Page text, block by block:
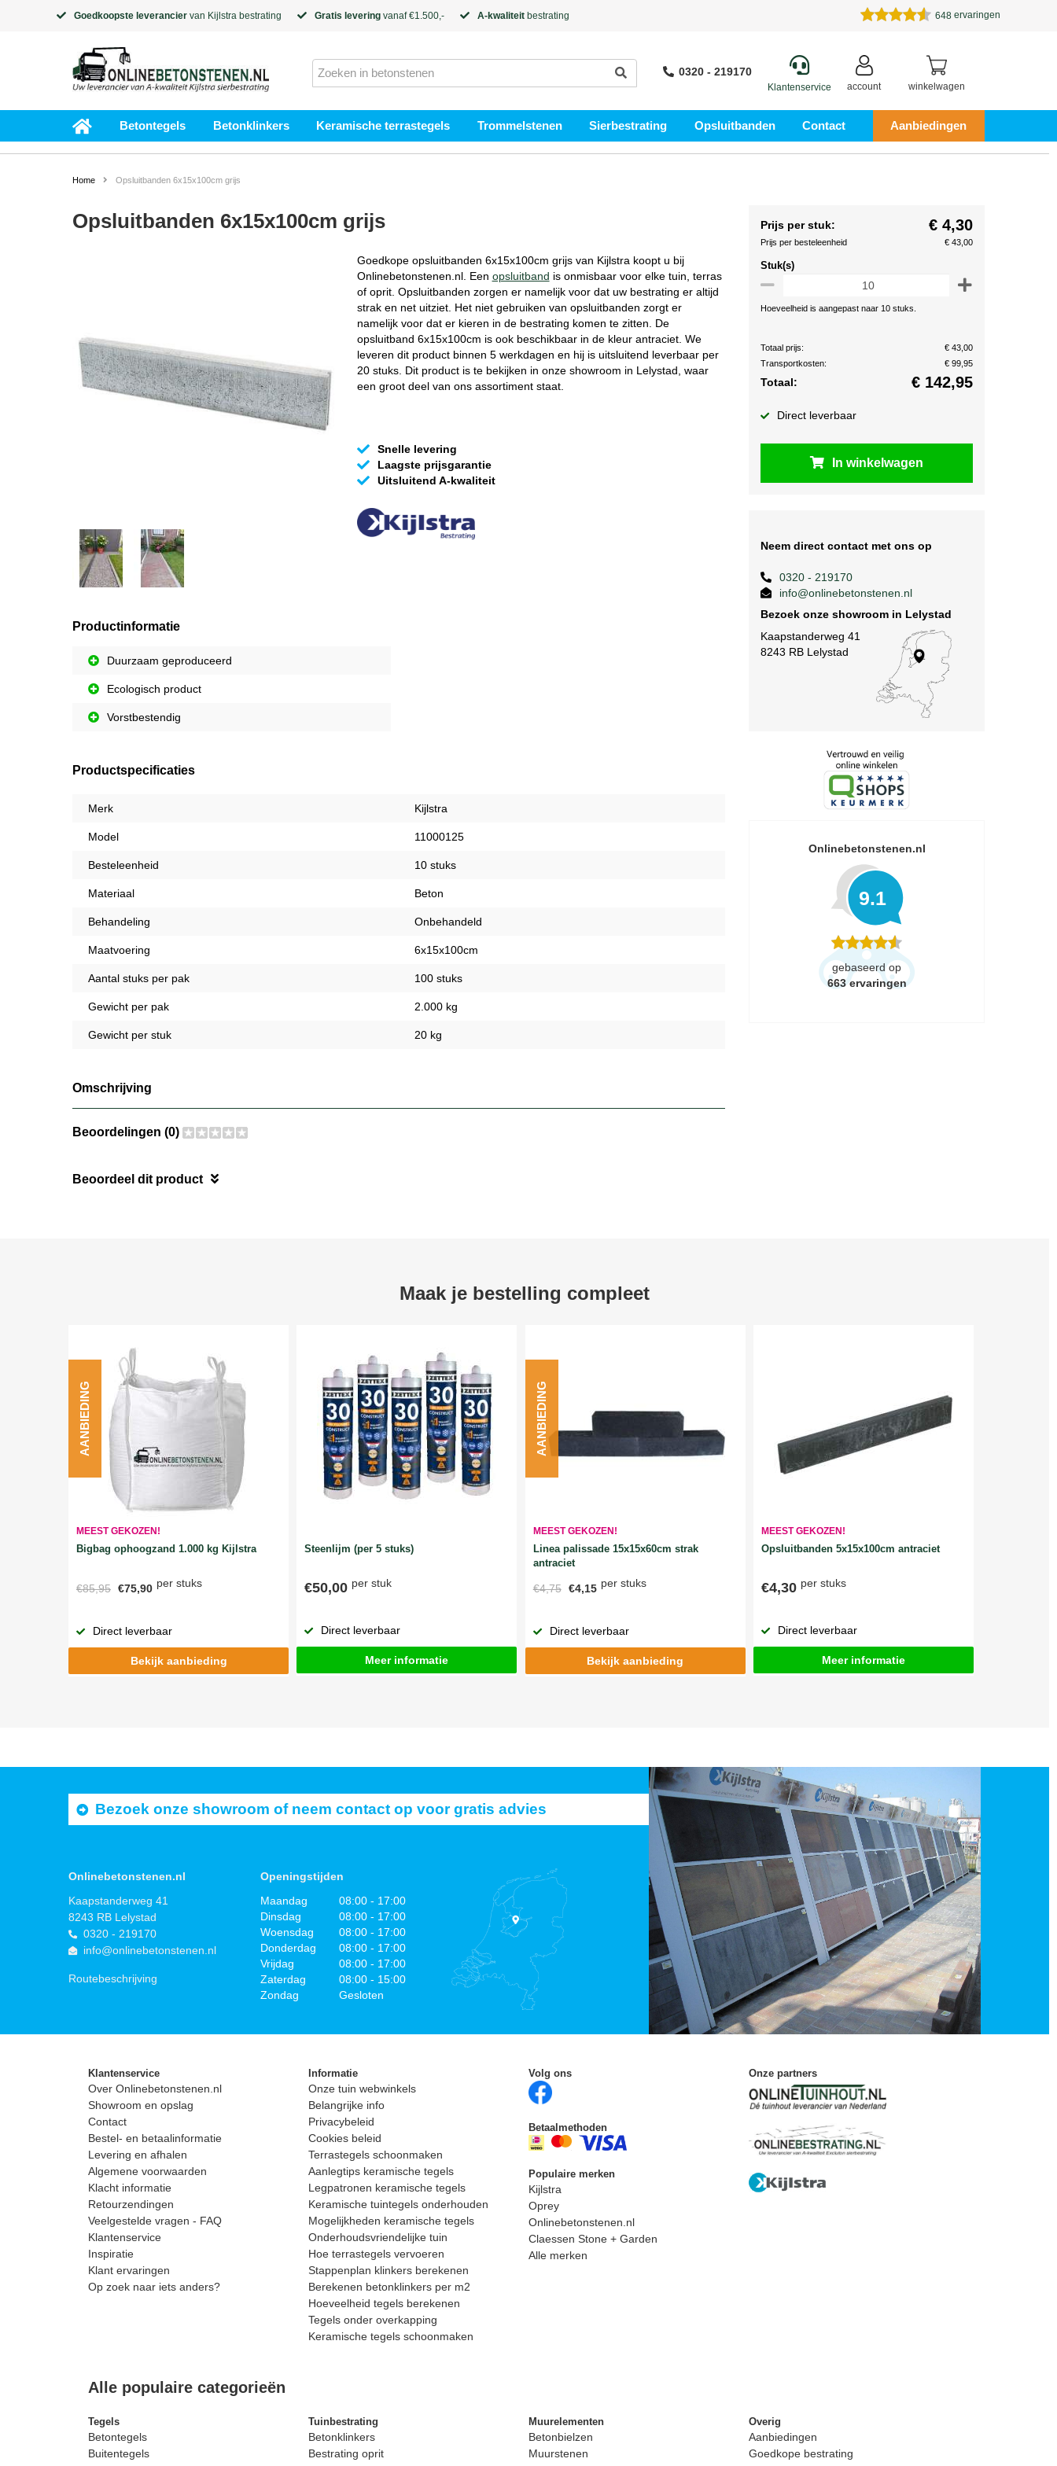
Goedkoopste leverancier van Kijlstra bestrating Gratis levering vanaf €1.500,- A-kwaliteit bestrating 648 ervaringen
0320 - 219170
Klantenservice account winkelwagen
Betontegels Betonklinkers Keramische terrastegels Trommelstenen Sierbestrating Opsluitbanden Contact Aanbiedingen
Home Opsluitbanden 6x15x100cm grijs
Opsluitbanden 6x15x100cm grijs
Goedkope opsluitbanden 6x15x100cm grijs van Kijlstra koopt u bij
Onlinebetonstenen.nl. Een opsluitband is onmisbaar voor elke tuin, terras
of oprit. Opsluitbanden zorgen er namelijk voor dat uw bestrating er altijd
strak en net uitziet. Het niet gebruiken van opsluitbanden zorgt er
namelijk voor dat er kieren in de bestrating komen te zitten. De
opsluitband 6x15x100cm is ook beschikbaar in de kleur antraciet. We
leveren dit product binnen 5 werkdagen en hij is uitsluitend leverbaar per
20 stuks. Dit product is te bekijken in onze showroom in Lelystad, waar
een groot deel van ons assortiment staat.
Snelle levering
Laagste prijsgarantie
Uitsluitend A-kwaliteit
Productinformatie
Duurzaam geproduceerd
Ecologisch product
Vorstbestendig
Productspecificaties
Merk Kijlstra
Model 11000125
Besteleenheid 10 stuks
Materiaal Beton
Behandeling Onbehandeld
Maatvoering 6x15x100cm
Aantal stuks per pak 100 stuks
Gewicht per pak 2.000 kg
Gewicht per stuk 20 kg
Omschrijving
Beoordelingen (0)
Beoordeel dit product
Prijs per stuk: € 4,30
Prijs per besteleenheid € 43,00
Stuk(s)
Hoeveelheid is aangepast naar 10 stuks.
Totaal prijs:
€ 43,00
Transportkosten:
€ 99,95
Totaal: € 142,95
Direct leverbaar
In winkelwagen
Neem direct contact met ons op
0320 - 219170
info@onlinebetonstenen.nl
Bezoek onze showroom in Lelystad
Kaapstanderweg 41
8243 RB Lelystad
Onlinebetonstenen.nl
9.1
gebaseerd op
663 ervaringen
Maak je bestelling compleet
MEEST GEKOZEN!
Bigbag ophoogzand 1.000 kg Kijlstra
€85,95 €75,90 per stuks
AANBIEDING
Direct leverbaar
Bekijk aanbieding
Steenlijm (per 5 stuks)
€50,00 per stuk
Direct leverbaar
Meer informatie
MEEST GEKOZEN!
Linea palissade 15x15x60cm strak
antraciet
€4,75 €4,15 per stuks
AANBIEDING
Direct leverbaar
Bekijk aanbieding
MEEST GEKOZEN!
Opsluitbanden 5x15x100cm antraciet
€4,30 per stuks
Direct leverbaar
Meer informatie
Bezoek onze showroom of neem contact op voor gratis advies
Onlinebetonstenen.nl
Kaapstanderweg 41
8243 RB Lelystad
0320 - 219170
info@onlinebetonstenen.nl
Routebeschrijving
Openingstijden
Maandag
08:00 - 17:00
Dinsdag
08:00 - 17:00
Woensdag
08:00 - 17:00
Donderdag
08:00 - 17:00
Vrijdag
08:00 - 17:00
Zaterdag
08:00 - 15:00
Zondag
Gesloten
Klantenservice
Over Onlinebetonstenen.nl
Showroom en opslag
Contact
Bestel- en betaalinformatie
Levering en afhalen
Algemene voorwaarden
Klacht informatie
Retourzendingen
Veelgestelde vragen - FAQ
Klantenservice
Inspiratie
Klant ervaringen
Op zoek naar iets anders?
Informatie
Onze tuin webwinkels
Belangrijke info
Privacybeleid
Cookies beleid
Terrastegels schoonmaken
Aanlegtips keramische tegels
Legpatronen keramische tegels
Keramische tuintegels onderhouden
Mogelijkheden keramische tegels
Onderhoudsvriendelijke tuin
Hoe terrastegels vervoeren
Stappenplan klinkers berekenen
Berekenen betonklinkers per m2
Hoeveelheid tegels berekenen
Tegels onder overkapping
Keramische tegels schoonmaken
Volg ons
Betaalmethoden
Populaire merken
Kijlstra
Oprey
Onlinebetonstenen.nl
Claessen Stone + Garden
Alle merken
Onze partners
Alle populaire categorieën
Tegels
Betontegels
Buitentegels
Tuinbestrating
Betonklinkers
Bestrating oprit
Muurelementen
Betonbielzen
Muurstenen
Overig
Aanbiedingen
Goedkope bestrating